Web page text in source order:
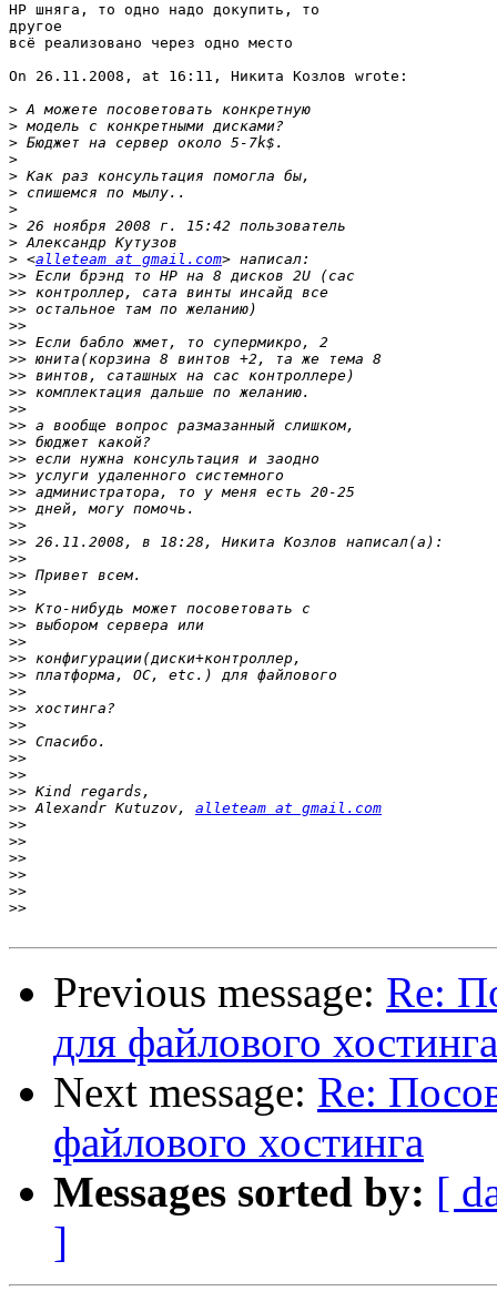
HP шняга, то одно надо докупить, то
другое
всё реализовано через одно место
On 26.11.2008, at 16:11, Никита Козлов wrote:
>
>
>
>
>
>
>
>
>
> <alleteam at gmail.com
>>
>>
>>
>>
>>
>>
>>
>>
>>
>>
>>
>>
>>
>>
>>
>>
>>
>>
>>
>>
>>
>>
>>
>>
>>
>>
>>
>>
>>
>>
>>
>>
>> Alexandr Kutuzov, alleteam at gmail.com
>>
>>
>>
>>
>>
>>
Previous message: Re:
для файлового хостинга
Next message: Re:
файлового хостинга
Messages sorted by: [
]